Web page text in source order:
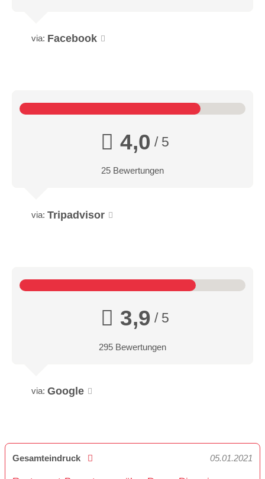
via: Facebook
4,0 / 5
25 Bewertungen
via: Tripadvisor
3,9 / 5
295 Bewertungen
via: Google
Gesamteindruck 05.01.2021